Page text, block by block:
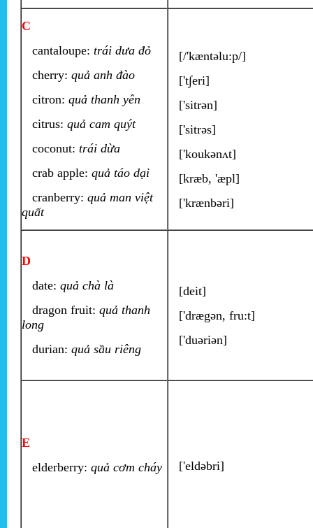
C
cantaloupe: trái dưa đỏ
cherry: quả anh đào
citron: quả thanh yên
citrus: quả cam quýt
coconut: trái dừa
crab apple: quả táo dại
cranberry: quả man việt
quất
[/'kæntəlu:p/]
['t∫eri]
['sitrən]
['sitrəs]
['koukənʌt]
[kræb, 'æpl]
['krænbəri]
D
date: quả chà là
dragon fruit: quả thanh
long
durian: quả sầu riêng
[deit]
['drægən, fru:t]
['duəriən]
E
elderberry: quả cơm cháy ['eldəbri]